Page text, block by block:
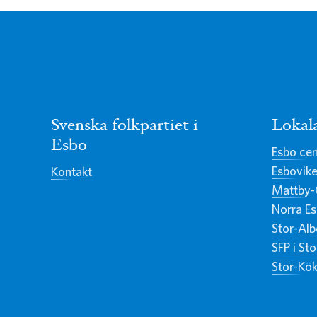
Svenska folkpartiet i
Esbo
Kontakt
Esbo
Norra
Stor-
SFP i
Stor-